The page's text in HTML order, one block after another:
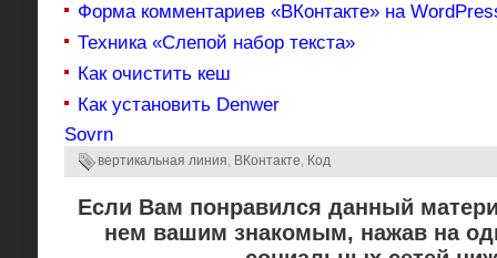
Форма комментариев «ВКонтакте» на
Техника «Слепой набор текста»
Как очистить кеш
Как установить Denwer
Sovrn
вертикальная линия, ВКонтакте, Код
Если Вам понравился данный
нем вашим знакомым, нажав на